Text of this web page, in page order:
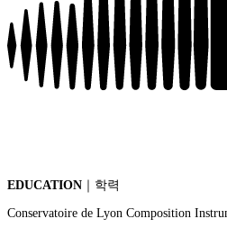
EDUCATION ｜학력
Conservatoire de Lyon Composition